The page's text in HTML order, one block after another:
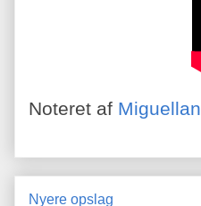
Noteret af Miguellan
Nyere opslag